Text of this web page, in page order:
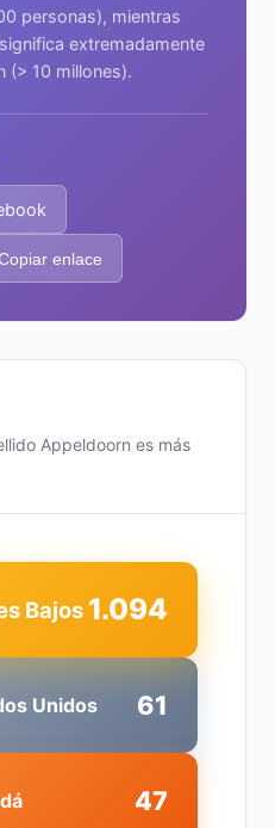
personas), mientras
extremadamente
(> 10 millones).
enlace
Appeldoorn es más
Unidos 61
Bajos 1.094
47